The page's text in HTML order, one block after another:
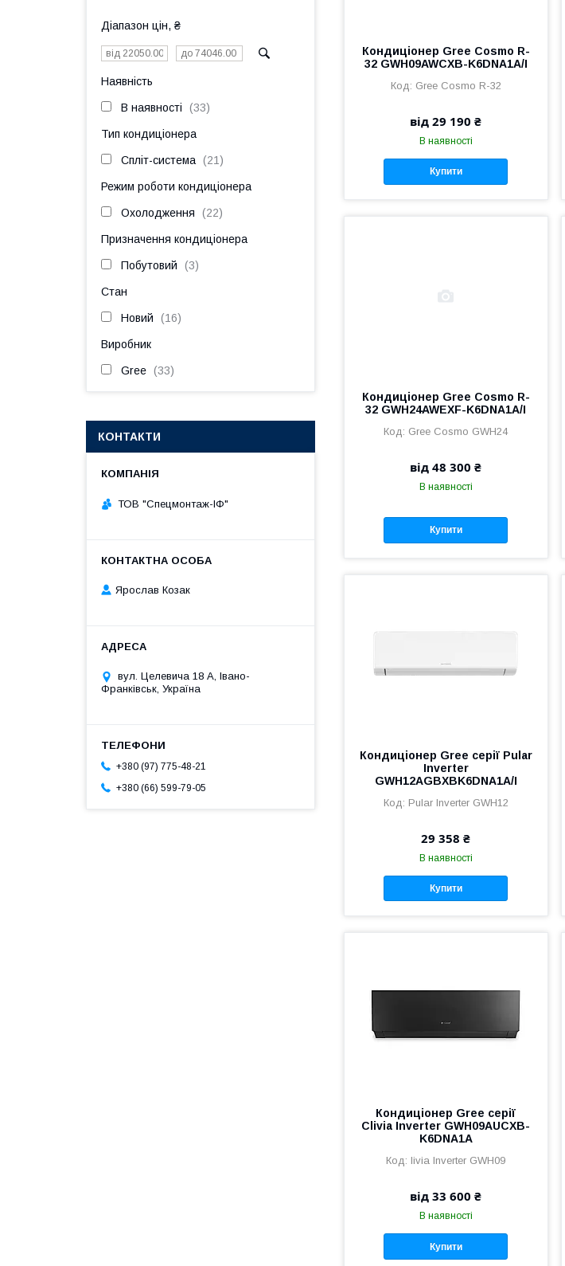
Кондиціонер Gree Cosmo R-
32 GWH09AWCXB-K6DNA1A/I
Gree Cosmo R-32
від 29 190 ₴
В наявності
Купити
Кондиціонер Gree Cosmo R-
32 GWH24AWEXF-K6DNA1A/I
Gree Cosmo GWH24
від 48 300 ₴
В наявності
Купити
Кондиціонер Gree серії Pular
Inverter
GWH12AGBXBK6DNA1A/I
Pular Inverter GWH12
29 358 ₴
В наявності
Купити
Кондиціонер Gree серії
Clivia Inverter GWH09AUCXB-
K6DNA1A
livia Inverter GWH09
від 33 600 ₴
В наявності
Купити
Діапазон цін, ₴
Наявність
В наявності 33
Тип кондиціонера
Спліт-система 21
Режим роботи кондиціонера
Охолодження 22
Призначення кондиціонера
Побутовий 3
Стан
Новий 16
Виробник
Gree 33
КОНТАКТИ
ТОВ "Спецмонтаж-ІФ"
Ярослав Козак
вул. Целевича 18 А, Івано-
Франківськ, Україна
+380 (97) 775-48-21
+380 (66) 599-79-05